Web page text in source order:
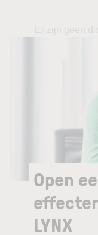
Open
LYNX